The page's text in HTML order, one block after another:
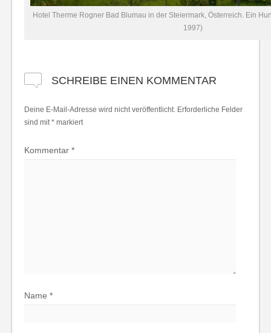
Hotel Therme Rogner Bad Blumau in der Steiermark, Österreich. Ein
1997)
SCHREIBE EINEN KOMMENTAR
Deine E-Mail-Adresse wird nicht veröffentlicht. Erforderliche Felder
sind mit* markiert
Kommentar *
Name *